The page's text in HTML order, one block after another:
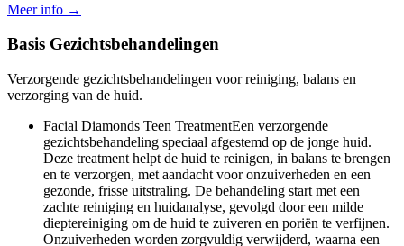
Meer info →
Basis Gezichtsbehandelingen
Verzorgende gezichtsbehandelingen voor reiniging, balans en
verzorging van de huid.
Facial Diamonds Teen TreatmentEen verzorgende
gezichtsbehandeling speciaal afgestemd op de jonge huid.
Deze treatment helpt de huid te reinigen, in balans te brengen
en te verzorgen, met aandacht voor onzuiverheden en een
gezonde, frisse uitstraling. De behandeling start met een
zachte reiniging en huidanalyse, gevolgd door een milde
dieptereiniging om de huid te zuiveren en poriën te verfijnen.
Onzuiverheden worden zorgvuldig verwijderd, waarna een